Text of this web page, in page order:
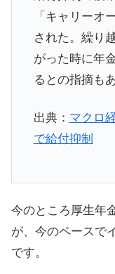
「キャリーオ
された。繰り
がった時に年
るとの指摘もあ
出典： マクロ
で給付抑制
今のところ厚生年
が、今のペースで
です。